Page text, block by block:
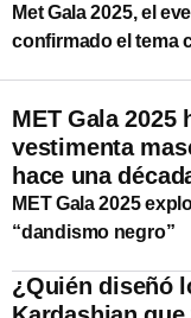
Met Gala 2025, el
confirmado el tema
MET Gala 2025
vestimenta
hace una
MET Gala 2025
“dandismo negro”
¿Quién diseñó